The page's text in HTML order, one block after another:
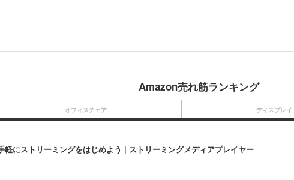
Amazon売れ筋ランキング
にストリーミングをはじめよう | ストリーミングメディアプレイヤー
オフィスチェア ディスプレイ